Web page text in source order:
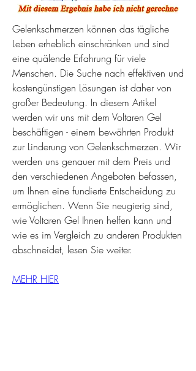
Gelenkschmerzen können das tägliche
Leben erheblich einschränken und sind
eine quälende Erfahrung für viele
Menschen. Die Suche nach effektiven und
kostengünstigen Lösungen ist daher von
großer Bedeutung. In diesem Artikel
werden wir uns mit dem Voltaren Gel
beschäftigen - einem bewährten Produkt
zur Linderung von Gelenkschmerzen. Wir
werden uns genauer mit dem Preis und
den verschiedenen Angeboten befassen,
um Ihnen eine fundierte Entscheidung zu
ermöglichen. Wenn Sie neugierig sind,
wie Voltaren Gel Ihnen helfen kann und
wie es im Vergleich zu anderen Produkten
abschneidet, lesen Sie weiter.
MEHR HIER